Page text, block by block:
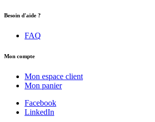
Besoin d'aide ?
FAQ
Mon compte
Mon espace client
Mon panier
Facebook
LinkedIn